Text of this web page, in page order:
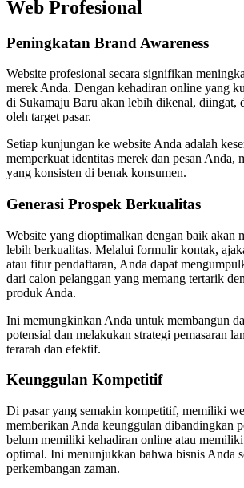
Web Profesional
Peningkatan Brand Awareness
Website profesional secara signifikan
merek Anda. Dengan kehadiran online yang
di Sukamaju Baru akan lebih dikenal, diingat,
oleh target pasar.
Setiap kunjungan ke website Anda adalah
memperkuat identitas merek dan pesan Anda,
yang konsisten di benak konsumen.
Generasi Prospek Berkualitas
Website yang dioptimalkan dengan baik akan
lebih berkualitas. Melalui formulir kontak,
atau fitur pendaftaran, Anda dapat
dari calon pelanggan yang memang tertarik
produk Anda.
Ini memungkinkan Anda untuk membangun
potensial dan melakukan strategi pemasaran
terarah dan efektif.
Keunggulan Kompetitif
Di pasar yang semakin kompetitif, memiliki
memberikan Anda keunggulan dibandingkan
belum memiliki kehadiran online atau
optimal. Ini menunjukkan bahwa bisnis Anda
perkembangan zaman.